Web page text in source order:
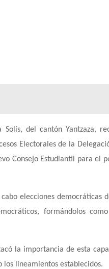
Solís, del cantón Yantzaza,
Electoralesde la
Consejo Estudiantil
para el
elecciones democráticas
formándolos como
la importancia de esta
los lineamientos establecidos.